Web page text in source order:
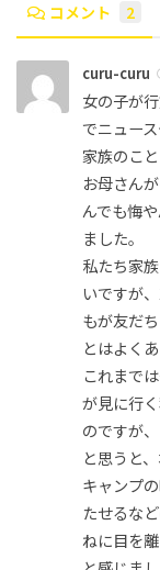
コメント 2
curu-curu
女の子が
でニュー
家族のこ
お母さん
んでも悔
ました。
私たち家
いですが
もが友だ
とはよく
これまで
が見に行
のですが
と思うと
キャンプ
たせるな
ねに目を